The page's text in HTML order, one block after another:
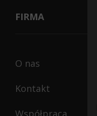
FIRMA
O nas
Kontakt
Współpraca